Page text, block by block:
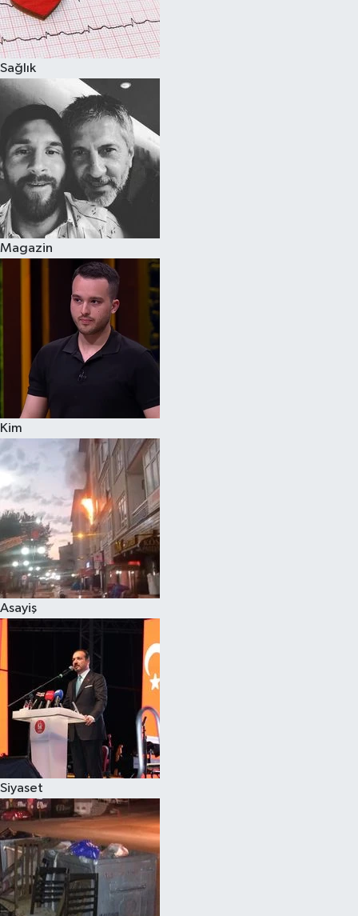
Sağlık
Magazin
Kim
Asayiş
Siyaset
Spor
Çocuk
Eğitim
Hava Durumu
Kadın
Kim kimdir?
Kültür Sanat
Sağlık
Siyaset
Teknoloji
Televizyon
Yaşam-Çevre